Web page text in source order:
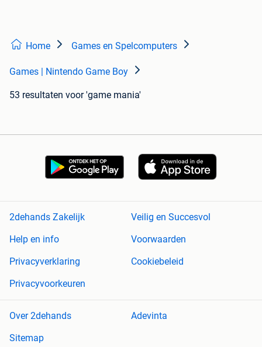
Home Games en Spelcomputers
Games | Nintendo Game Boy
53 resultaten voor 'game mania'
2dehands Zakelijk
Veilig en Succesvol
Help en info
Voorwaarden
Privacyverklaring
Cookiebeleid
Privacyvoorkeuren
Over 2dehands
Adevinta
Sitemap